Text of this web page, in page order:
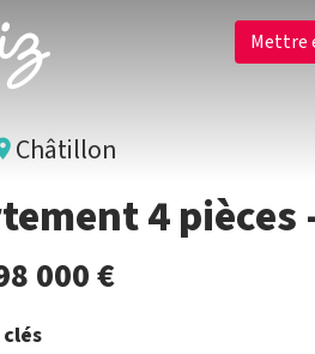
Mettre
Châtillon
4 pièces
000 €